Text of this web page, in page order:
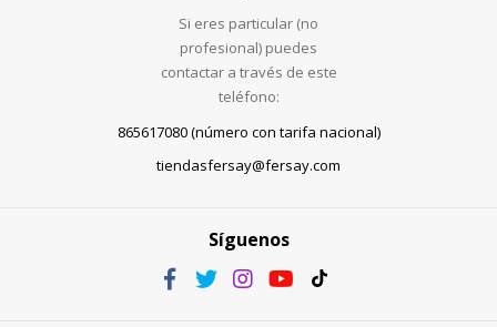
Si eres particular (no
profesional) puedes
contactar a través de este
teléfono:
865617080 (número con tarifa nacional)
tiendasfersay@fersay.com
Síguenos